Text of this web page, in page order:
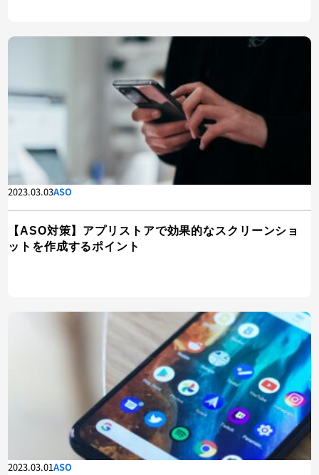
2023.03.03ASO
【ASO対策】アプリストアで効果的なスクリーンショ
ットを作成するポイント
2023.03.01ASO